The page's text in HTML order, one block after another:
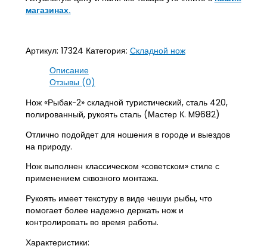
магазинах.
Артикул: 17324 Категория: Складной нож
Описание
Отзывы (0)
Нож «Рыбак-2» складной туристический, сталь 420,
полированный, рукоять сталь (Мастер К. M9682)
Отлично подойдет для ношения в городе и выездов
на природу.
Нож выполнен классическом «советском» стиле с
применением сквозного монтажа.
Рукоять имеет текстуру в виде чешуи рыбы, что
помогает более надежно держать нож и
контролировать во время работы.
Характеристики: